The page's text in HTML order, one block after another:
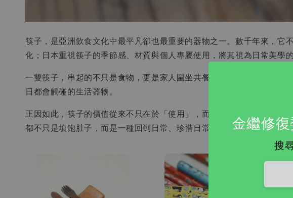
金繼修
搜
筷子，是亞洲飲食文化中最平凡卻也最重要的器物之一。數千年來，
化；日本重視筷子的季節感、材質與個人專屬使用，將其視為日常美學
一雙筷子，串起的不只是食物，更是家人圍坐共餐的時光、節慶團聚
日都會觸碰的生活器物。
正因如此，筷子的價值從來不只在於「使用」，而是在一次次舉箸之
都不只是填飽肚子，而是一種回到日常、珍惜日常的儀式。一雙好的筷